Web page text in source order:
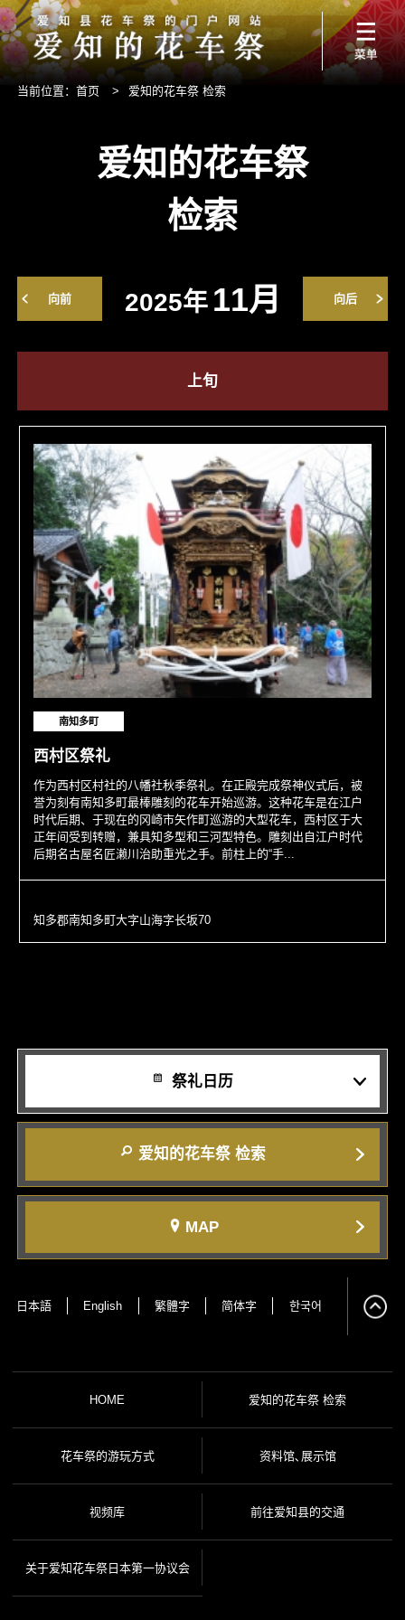
当前位置： 首页 > 爱知的花车祭 检索
爱知的花车祭
检索
向前 向后
2025年 11月
上旬
南知多町
西村区祭礼
作为西村区村社的八幡社秋季祭礼。在正殿完成祭神仪式后，被
誉为刻有南知多町最棒雕刻的花车开始巡游。这种花车是在江户
时代后期、于现在的冈崎市矢作町巡游的大型花车，西村区于大
正年间受到转赠，兼具知多型和三河型特色。雕刻出自江户时代
后期名古屋名匠濑川治助重光之手。前柱上的“手...
知多郡南知多町大字山海字长坂70
祭礼日历
爱知的花车祭 检索
MAP
日本語 English 繁體字 简体字 한국어
HOME 爱知的花车祭 检索
花车祭的游玩方式 资料馆､展示馆
视频库 前往爱知县的交通
关于爱知花车祭日本第一协议会